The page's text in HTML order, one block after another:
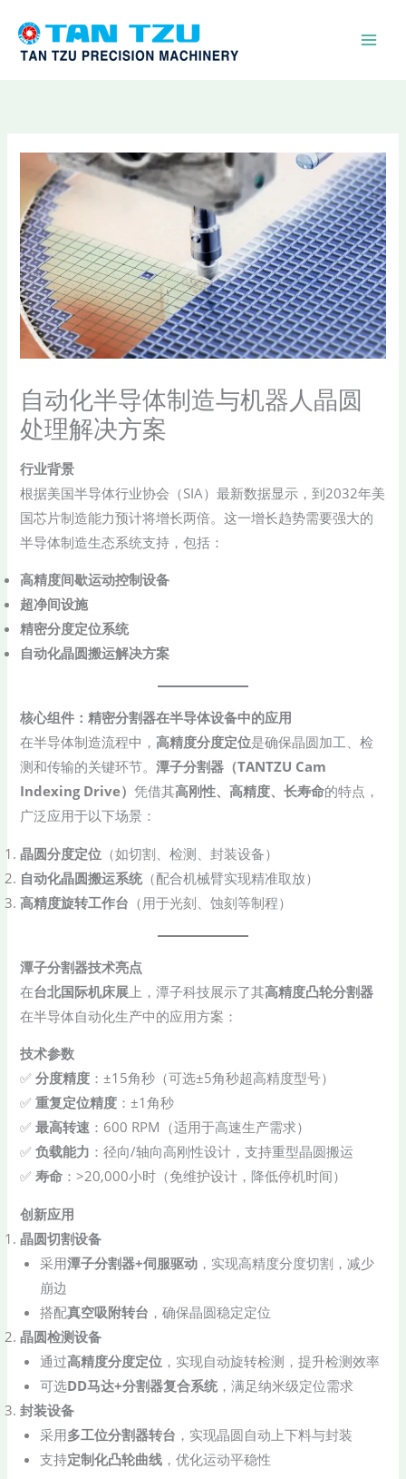
自动化半导体制造与机器人晶圆
处理解决方案
行业背景​
根据美国半导体行业协会（SIA）最新数据显示，到2032年美
国芯片制造能力预计将增长两倍。这一增长趋势需要强大的
半导体制造生态系统支持，包括：
​高精度间歇运动控制设备​
​超净间设施​
​精密分度定位系统​
​自动化晶圆搬运解决方案​
​核心组件：精密分割器在半导体设备中的应用​
在半导体制造流程中，​​高精度分度定位​​是确保晶圆加工、检
测和传输的关键环节。​​潭子分割器（TANTZU Cam
Indexing Drive）​​凭借其​​高刚性、高精度、长寿命​​的特点，
广泛应用于以下场景：
​晶圆分度定位​ ​（如切割、检测、封装设备）
​自动化晶圆搬运系统​​（配合机械臂实现精准取放）
​高精度旋转工作台​ ​（用于光刻、蚀刻等制程）
​潭子分割器技术亮点
在​​台北国际机床展 上，潭子科技展示了其​​高精度凸轮分割器​
在半导体自动化生产中的应用方案：
​技术参数​
✅ ​​分度精度​ ​：±15角秒（可选±5角秒超高精度型号）
✅ ​​重复定位精度​ ​：±1角秒
✅ ​​最高转速​ ​：600 RPM（适用于高速生产需求）
✅ ​​负载能力​ ​：径向/轴向高刚性设计，支持重型晶圆搬运
✅ ​​寿命​ ​：>20,000小时（免维护设计，降低停机时间）
​创新应用​
​晶圆切割设备​
采用​​潭子分割器+伺服驱动​ ​，实现高精度分度切割，减少
崩边
搭配​​真空吸附转台​ ​，确保晶圆稳定定位
​晶圆检测设备​
通过​​高精度分度定位​ ​，实现自动旋转检测，提升检测效率
可选​​DD马达+分割器复合系统​​，满足纳米级定位需求
​封装设备​
采用​​多工位分割器转台​ ​，实现晶圆自动上下料与封装
支持​​定制化凸轮曲线​ ​，优化运动平稳性